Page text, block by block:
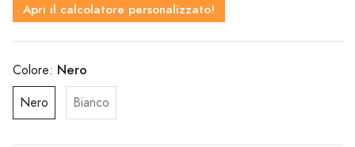
Apri il calcolatore personalizzato!
Colore: Nero
Nero Bianco